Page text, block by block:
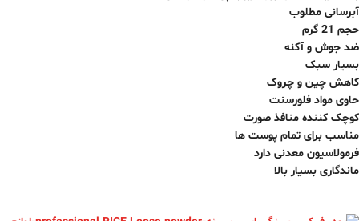
آبرسانی مطلوب
حجم 21 گرم
ضد جوش و آکنه
بسیار سبک
کاهش چین و چروک
حاوی مواد فلورسنت
کوچک کننده منافذ صورت
مناسب برای تمام پوست ها
فرمولاسیون معدنی دارد
ماندگاری بسیار بالا